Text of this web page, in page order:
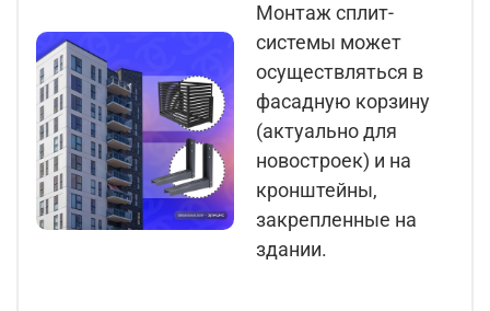
Монтаж сплит-
системы может
осуществляться в
фасадную корзину
(актуально для
новостроек) и на
кронштейны,
закрепленные на
здании.